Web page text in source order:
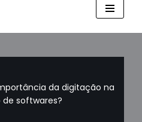
da digitação na
softwares?